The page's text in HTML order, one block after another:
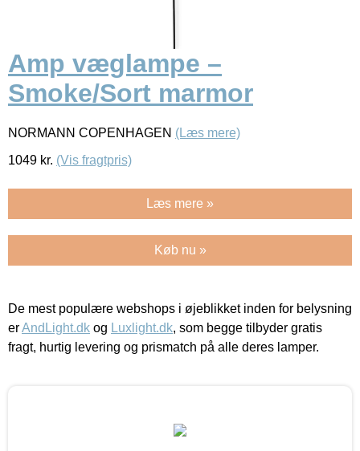
Amp væglampe –
Smoke/Sort marmor
NORMANN COPENHAGEN (Læs mere)
1049 kr. (Vis fragtpris)
Læs mere »
Køb nu »
De mest populære webshops i øjeblikket inden for belysning
erAndLight.dk og Luxlight.dk, som begge tilbyder gratis
fragt, hurtig levering og prismatch på alle deres lamper.